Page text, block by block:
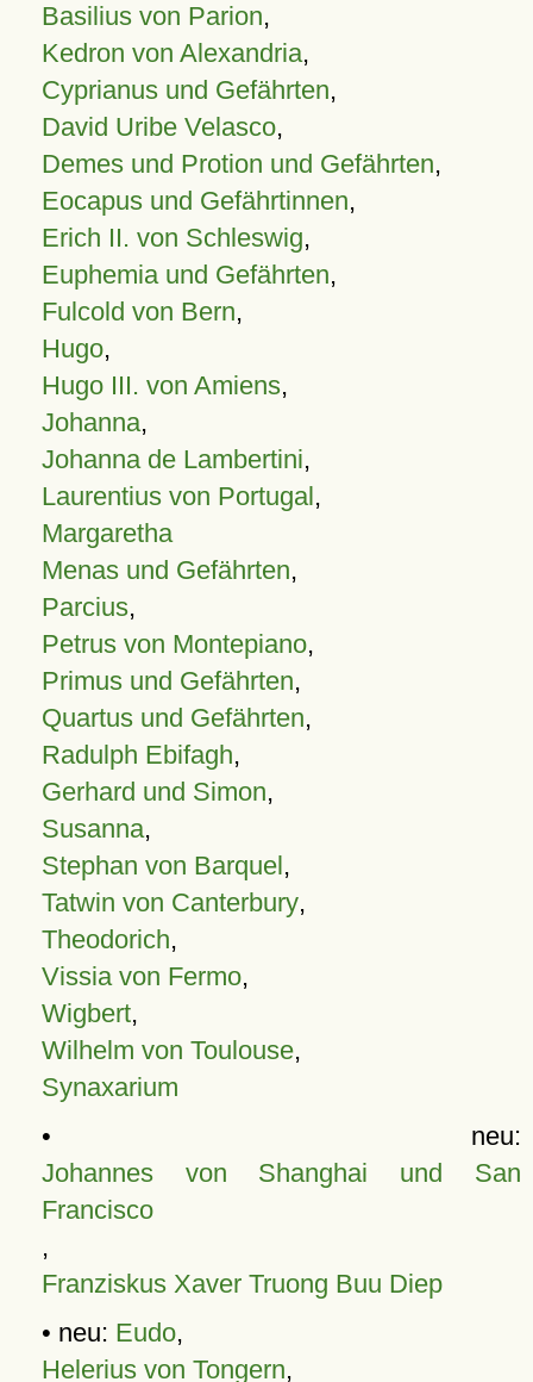
Basilius von Parion,
Kedron von Alexandria,
Cyprianus und Gefährten,
David Uribe Velasco,
Demes und Protion und Gefährten,
Eocapus und Gefährtinnen,
Erich II. von Schleswig,
Euphemia und Gefährten,
Fulcold von Bern,
Hugo,
Hugo III. von Amiens,
Johanna,
Johanna de Lambertini,
Laurentius von Portugal,
Margaretha
Menas und Gefährten,
Parcius,
Petrus von Montepiano,
Primus und Gefährten,
Quartus und Gefährten,
Radulph Ebifagh,
Gerhard und Simon,
Susanna,
Stephan von Barquel,
Tatwin von Canterbury,
Theodorich,
Vissia von Fermo,
Wigbert,
Wilhelm von Toulouse,
Synaxarium
• neu:
Johannes von Shanghai und San
Francisco
,
Franziskus Xaver Truong Buu Diep
• neu: Eudo,
Helerius von Tongern,